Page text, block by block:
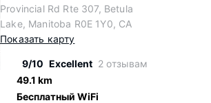
Provincial Rd Rte 307, Betula
Lake, Manitoba R0E 1Y0, CA
Показать карту
9/10 Excellent 2 отзывам
49.1 km
Бесплатный WiFi